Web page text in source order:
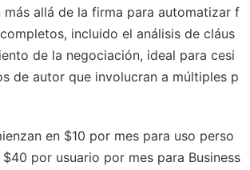
más allá de la firma para automatizar f
incluido el análisis de cláus
de la negociación, ideal para cesi
de autor que involucran a múltiples p
en $10 por mes para uso perso
por usuario por mes para Business